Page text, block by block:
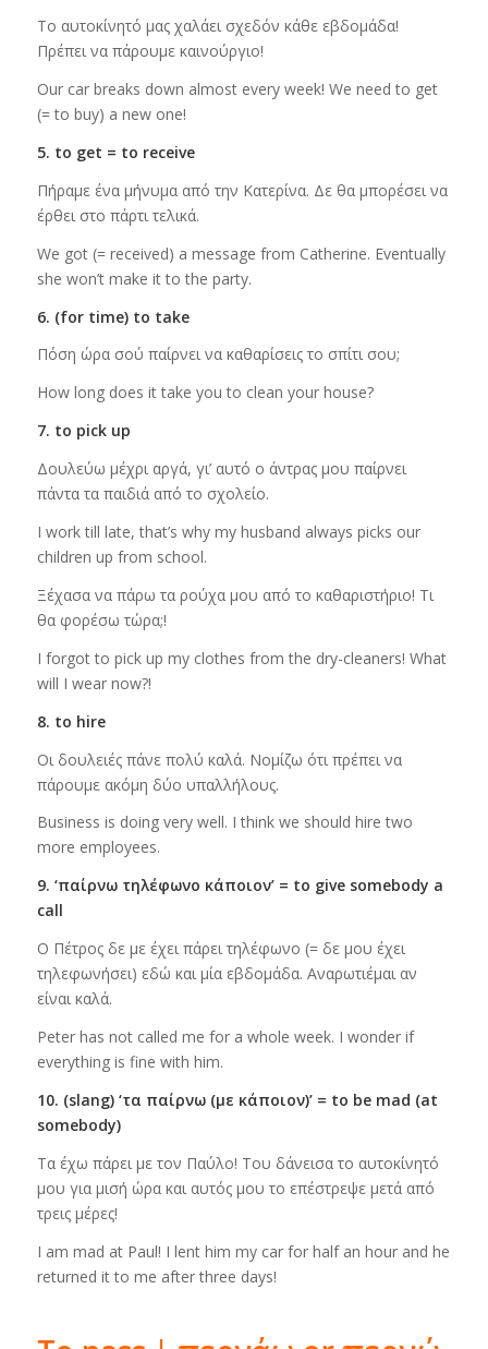
Το αυτοκίνητό μας χαλάει σχεδόν κάθε εβδομάδα!
Πρέπει να πάρουμε καινούργιο!
Our car breaks down almost every week! We need to get
(= to buy) a new one!
5. to get = to receive
Πήραμε ένα μήνυμα από την Κατερίνα. Δε θα μπορέσει να
έρθει στο πάρτι τελικά.
We got (= received) a message from Catherine. Eventually
she won’t make it to the party.
6. (for time) to take
Πόση ώρα σού παίρνει να καθαρίσεις το σπίτι σου;
How long does it take you to clean your house?
7. to pick up
Δουλεύω μέχρι αργά, γι’ αυτό ο άντρας μου παίρνει
πάντα τα παιδιά από το σχολείο.
I work till late, that’s why my husband always picks our
children up from school.
Ξέχασα να πάρω τα ρούχα μου από το καθαριστήριο! Τι
θα φορέσω τώρα;!
I forgot to pick up my clothes from the dry-cleaners! What
will I wear now?!
8. to hire
Οι δουλειές πάνε πολύ καλά. Νομίζω ότι πρέπει να
πάρουμε ακόμη δύο υπαλλήλους.
Business is doing very well. I think we should hire two
more employees.
9. ‘παίρνω τηλέφωνο κάποιον’ = to give somebody a
call
Ο Πέτρος δε με έχει πάρει τηλέφωνο (= δε μου έχει
τηλεφωνήσει) εδώ και μία εβδομάδα. Αναρωτιέμαι αν
είναι καλά.
Peter has not called me for a whole week. I wonder if
everything is fine with him.
10. (slang) ‘τα παίρνω (με κάποιον)’ = to be mad (at
somebody)
Τα έχω πάρει με τον Παύλο! Του δάνεισα το αυτοκίνητό
μου για μισή ώρα και αυτός μου το επέστρεψε μετά από
τρεις μέρες!
I am mad at Paul! I lent him my car for half an hour and he
returned it to me after three days!